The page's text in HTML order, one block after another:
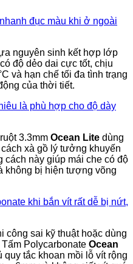
đục màu khi ở ngoài
nguyên sinh kết hợp lớp
độ dẻo dai cực tốt, chịu
và hạn chế tối đa tình trạng
của thời tiết.
là phù hợp cho độ dày
3.3mm Ocean Lite dùng
xà gồ lý tưởng khuyến
cách này giúp mái che có độ
không bị hiện tượng võng
khi bắn vít rất dễ bị nứt,
công sai kỹ thuật hoặc dùng
Polycarbonate Ocean
quy tắc khoan mồi lỗ vít rộng